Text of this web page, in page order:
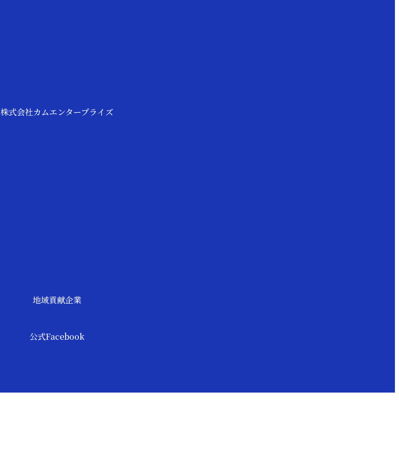
株式会社カムエンタープライズ
地域貢献企業
公式Facebook